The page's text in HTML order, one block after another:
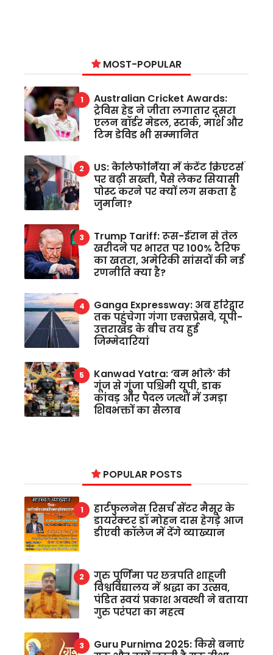
MOST-POPULAR
Australian Cricket Awards:
ट्रेविस हेड ने जीता लगातार दूसरा
एलन बॉर्डर मेडल, स्टार्क, मार्श और
टिम डेविड भी सम्मानित
US: कैलिफोर्निया में कंटेंट क्रिएटर्स
पर बढ़ी सख्ती, पैसे लेकर सियासी
पोस्ट करने पर क्यों लग सकता है
जुर्माना?
Trump Tariff: रूस-ईरान से तेल
खरीदने पर भारत पर 100% टैरिफ
का खतरा, अमेरिकी सांसदों की नई
रणनीति क्या है?
Ganga Expressway: अब हरिद्वार
तक पहुंचेगा गंगा एक्सप्रेसवे, यूपी-
उत्तराखंड के बीच तय हुई
जिम्मेदारियां
Kanwad Yatra: ‘बम भोले’ की
गूंज से गूंजा पश्चिमी यूपी, डाक
कांवड़ और पैदल जत्थों में उमड़ा
शिवभक्तों का सैलाब
POPULAR POSTS
हार्टफुलनेस रिसर्च सेंटर मैसूर के
डायरेक्टर डॉ मोहन दास हेगड़े आज
डीएवी कॉलेज में देंगे व्याख्यान
गुरु पूर्णिमा पर छत्रपति शाहूजी
विश्वविद्यालय में श्रद्धा का उत्सव,
पंडित स्वयं प्रकाश अवस्थी ने बताया
गुरु परंपरा का महत्व
Guru Purnima 2025: किसे बनाएं